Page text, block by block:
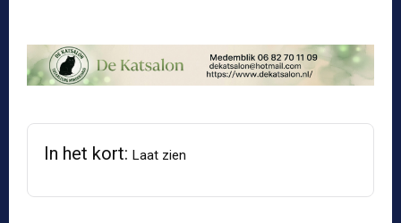
In het kort: Laat zien